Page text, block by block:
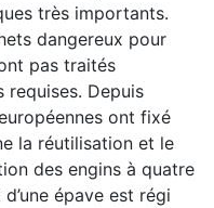
très importants.
dangereux pour
pas traités
Depuis
ont fixé
la réutilisation et le
des engins à quatre
épave est régi